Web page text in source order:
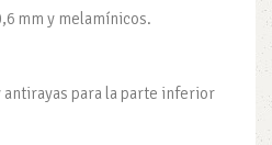
mm y melamínicos.
antirayas para la parte inferior